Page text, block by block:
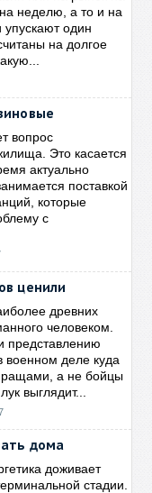
неделю, а то и на
один
на долгое
вопрос
Это касается
актуально
поставкой
которые
с
ценили
древних
человеком.
представлению
деле куда
а не бойцы
выглядит...
дома
доживает
стадии.